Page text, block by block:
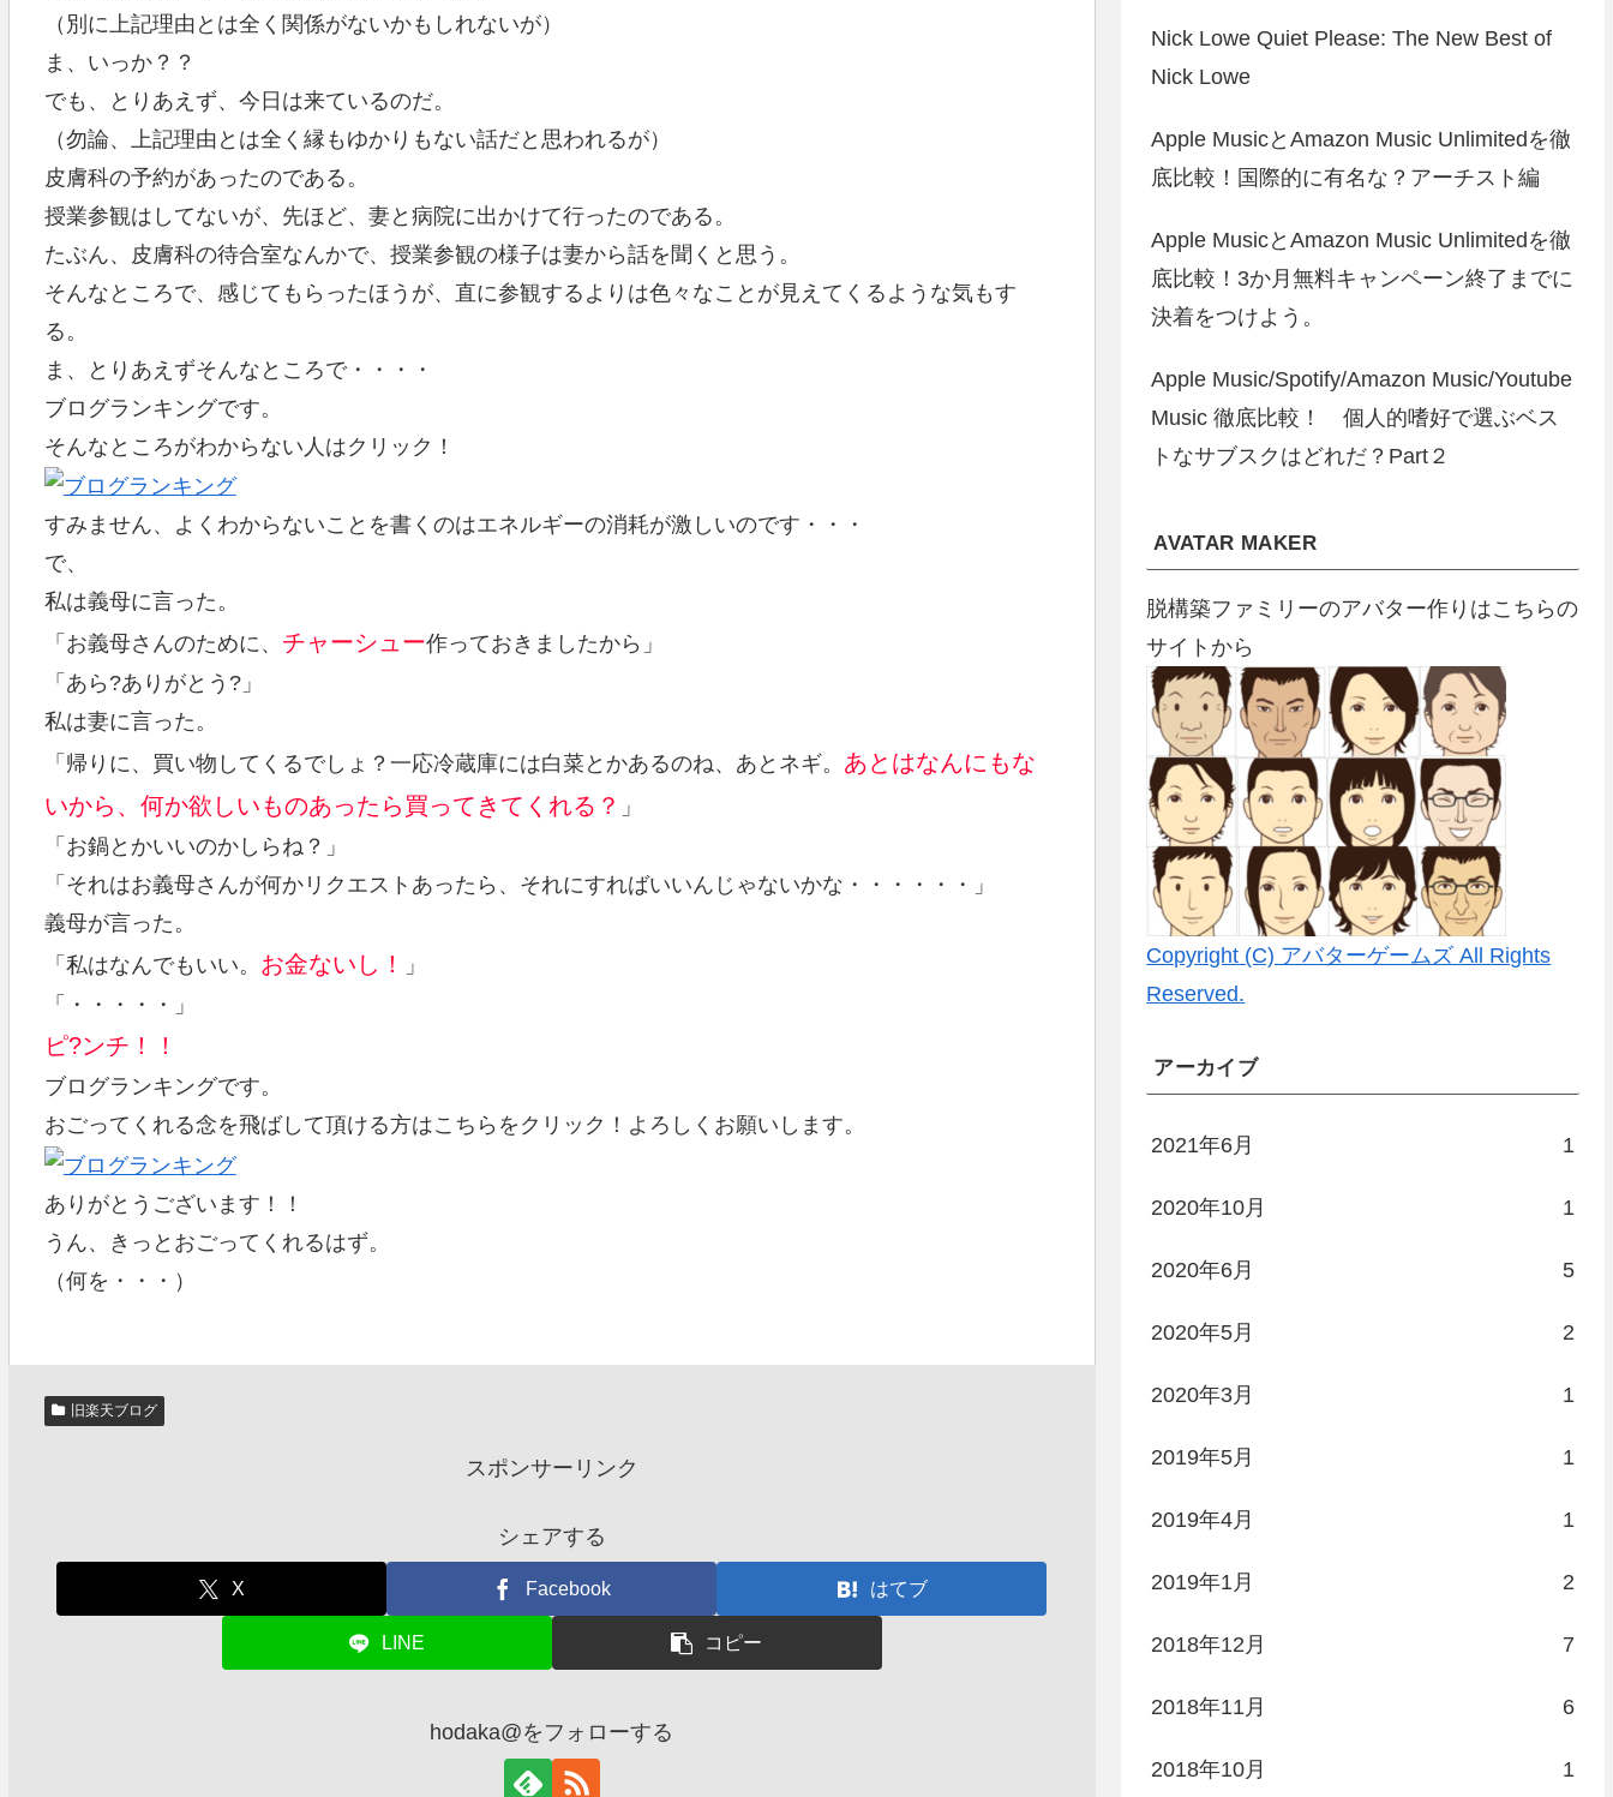
（別に上記理由とは全く関係がないかもしれないが）
ま、いっか？？
でも、とりあえず、今日は来ているのだ。
（勿論、上記理由とは全く縁もゆかりもない話だと思われるが）
皮膚科の予約があったのである。
授業参観はしてないが、先ほど、妻と病院に出かけて行ったのである。
たぶん、皮膚科の待合室なんかで、授業参観の様子は妻から話を聞くと思う。
そんなところで、感じてもらったほうが、直に参観するよりは色々なことが見えてくるような気もす
る。
ま、とりあえずそんなところで・・・・
ブログランキングです。
そんなところがわからない人はクリック！
すみません、よくわからないことを書くのはエネルギーの消耗が激しいのです・・・
で、
私は義母に言った。
「お義母さんのために、 チャーシュー作っておきましたから」
「あら?ありがとう?」
私は妻に言った。
「帰りに、買い物してくるでしょ？一応冷蔵庫には白菜とかあるのね、あとネギ。 あとはなんにもな
いから、何か欲しいものあったら買ってきてくれる？ 」
「お鍋とかいいのかしらね？」
「それはお義母さんが何かリクエストあったら、それにすればいいんじゃないかな・・・・・・」
義母が言った。
「私はなんでもいい。
お金ないし！
」
「・・・・・」
ピ?ンチ！！
ブログランキングです。
おごってくれる念を飛ばして頂ける方はこちらをクリック！よろしくお願いします。
ありがとうございます！！
うん、きっとおごってくれるはず。
（何を・・・）
旧楽天ブログ
スポンサーリンク
シェアする
X Facebook はてブ
LINE コピー
hodaka@をフォローする
Nick Lowe Quiet Please: The New Best of
Nick Lowe
Apple MusicとAmazon Music Unlimitedを徹
底比較！国際的に有名な？アーチスト編
Apple MusicとAmazon Music Unlimitedを徹
底比較！3か月無料キャンペーン終了までに
決着をつけよう。
Apple Music/Spotify/Amazon Music/Youtube
Music 徹底比較！ 個人的嗜好で選ぶベス
トなサブスクはどれだ？Part２
AVATAR MAKER
脱構築ファミリーのアバター作りはこちらの
サイトから
Copyright (C) アバターゲームズ All Rights
Reserved.
アーカイブ
2021年6月 1
2020年10月 1
2020年6月 5
2020年5月 2
2020年3月 1
2019年5月 1
2019年4月 1
2019年1月 2
2018年12月 7
2018年11月 6
2018年10月 1